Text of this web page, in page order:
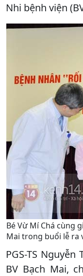
Nhi bệnh viện
Bé Vừ Mí Chá cùng
Mai trong buổi lễ ra
PGS-TS
BV Bạch Mai,